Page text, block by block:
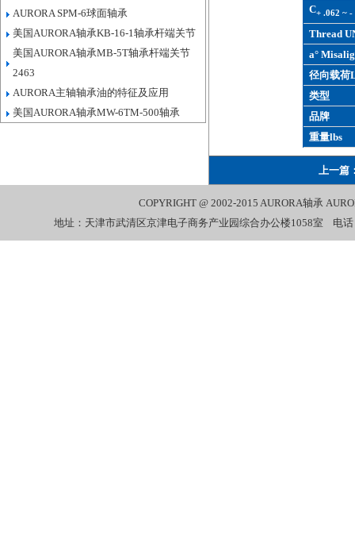
AURORA SPM-6球面轴承
美国AURORA轴承KB-16-1轴承杆端关节
美国AURORA轴承MB-5T轴承杆端关节
2463
AURORA主轴轴承油的特征及应用
美国AURORA轴承MW-6TM-500轴承
C+ .062 ~ -
Thread
a°
径向载荷
类型
品牌
重量lbs
上一篇
COPYRIGHT @ 2002-2015AURORA轴承
地址：天津市武清区京津电子商务产业园综合办公楼1058室 电